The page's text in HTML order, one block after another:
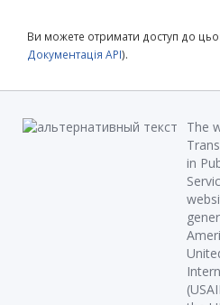
Ви можете отримати доступ до
Документація API).
The
in